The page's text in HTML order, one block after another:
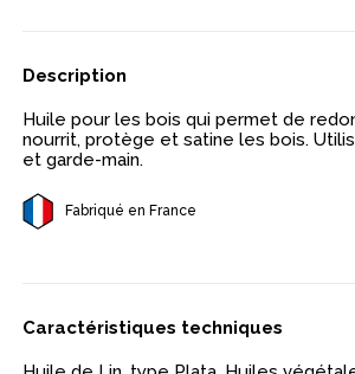
Description
Huile pour les bois qui permet de
nourrit, protège et satine les bois.
et garde-main.
Fabriqué en France
Caractéristiques techniques